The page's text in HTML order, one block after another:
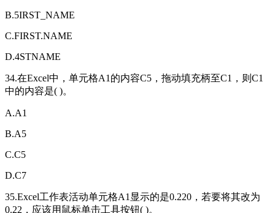
B.5IRST_NAME
C.FIRST.NAME
D.4STNAME
34.在Excel中，单元格A1的内容C5，拖动填充柄至C1，则C1
中的内容是( )。
A.A1
B.A5
C.C5
D.C7
35.Excel工作表活动单元格A1显示的是0.220，若要将其改为
0.22，应该用鼠标单击工具按钮( )。